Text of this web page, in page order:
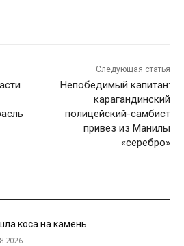
Следующая статья
Непобедимый капитан:
карагандинский
полицейский-самбист
привез из Манилы
«серебро»
коса на камень